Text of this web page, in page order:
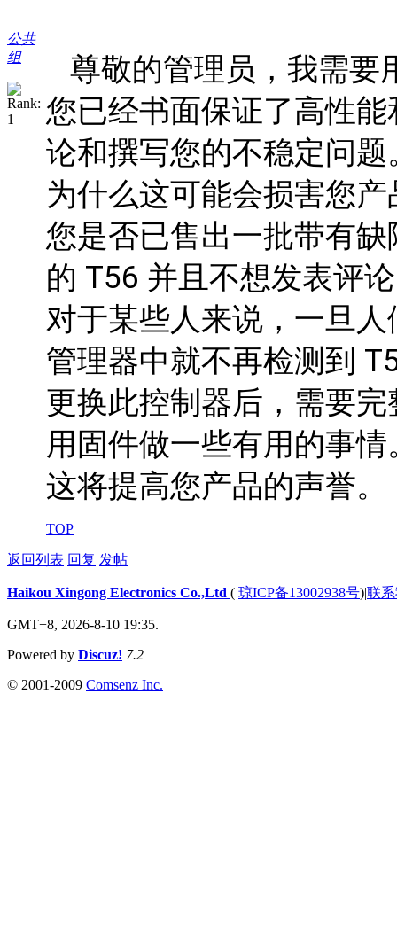
公共
组
尊敬的管理员，我需要
您已经书面保证了高性
论和撰写您的不稳定问题
为什么这可能会损害您
您是否已售出一批带有
的 T56 并且不想发表评
对于某些人来说，一旦
管理器中就不再检测到
更换此控制器后，需要
用固件做一些有用的事情
这将提高您产品的声誉。
TOP
返回列表 回复 发帖
Haikou Xingong Electronics Co.,Ltd ( 琼ICP备13002938号)|联
GMT+8, 2026-8-10 19:35.
Powered by Discuz! 7.2
© 2001-2009 Comsenz Inc.